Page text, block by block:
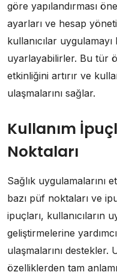
göre yapılandırması
ayarları ve hesap
kullanıcılar
uyarlayabilirler. Bu tür
etkinliğini artırır ve
ulaşmalarını sağlar.
Kullanım
Noktaları
Sağlık uygulamalarını
bazı püf noktaları ve
ipuçları, kullanıcıların
geliştirmelerine
ulaşmalarını destekler.
özelliklerden tam